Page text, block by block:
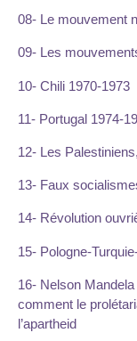
08- Le mouvement
09- Les
10- Chili 1970-1973
11- Portugal 1974-
12- Les
13- Faux
14- Révolution
15- Pologne-
16- Nelson
comment le
l’apartheid